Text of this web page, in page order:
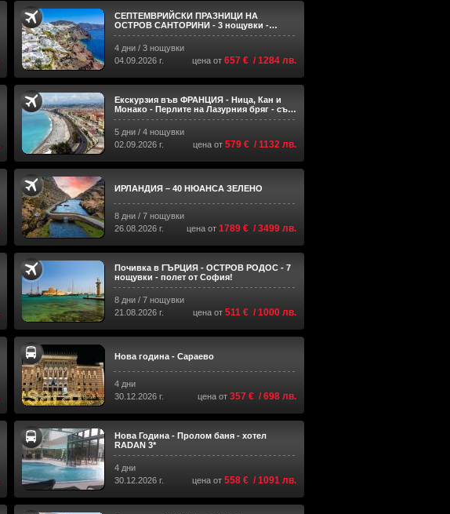
СЕПТЕМВРИЙСКИ ПРАЗНИЦИ НА
ОСТРОВ САНТОРИНИ - 3 нощувки -
чартърна програма!
4 дни / 3 нощувки
цена от 657 € / 1284 лв.
04.09.2026 г.
Екскурзия във ФРАНЦИЯ - Ница, Кан и
Монако - Перлите на Лазурния бряг - със
самолет и обслужване на български
език!
5 дни / 4 нощувки
цена от 579 € / 1132 лв.
02.09.2026 г.
ИРЛАНДИЯ – 40 НЮАНСА ЗЕЛЕНО
8 дни / 7 нощувки
цена от 1789 € / 3499 лв.
26.08.2026 г.
Почивка в ГЪРЦИЯ - ОСТРОВ РОДОС - 7
нощувки - полет от София!
8 дни / 7 нощувки
цена от 511 € / 1000 лв.
21.08.2026 г.
Нова година - Сараево
4 дни
цена от 357 € / 698 лв.
30.12.2026 г.
Нова Година - Пролом баня - хотел
RADAN 3*
4 дни
цена от 558 € / 1091 лв.
30.12.2026 г.